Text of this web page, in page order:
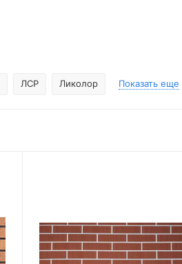
ЛСР Ликолор Показать еще